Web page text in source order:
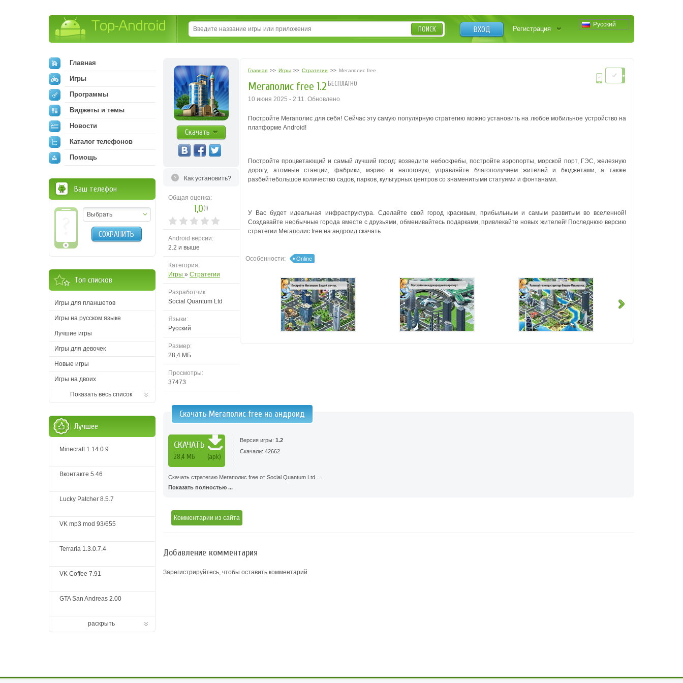
Русский
ВХОД Регистрация
ПОИСК
Скачать
Как установить?
Общая оценка:
1,0(1)
Android версии:
2.2 и выше
Категория:
Игры » Стратегии
Разработчик:
Social Quantum Ltd
Языки:
Русский
Размер:
28,4 MБ
Просмотры:
37473
Главная >> Игры >> Стратегии >> Мегаполис free
Мегаполис free 1.2 БЕСПЛАТНО
10 июня 2025 - 2:11. Обновлено
Постройте Мегаполис для себя! Сейчас эту самую популярную стратегию можно установить на любое мобильное устройство на
платформе Android!
Постройте процветающий и самый лучший город: возведите небоскребы, постройте аэропорты, морской порт, ГЭС, железную
дорогу, атомные станции, фабрики, мэрию и налоговую, управляйте благополучием жителей и бюджетами, а также
разбейтебольшое количество садов, парков, культурных центров со знаменитыми статуями и фонтанами.
У Вас будет идеальная инфраструктура. Сделайте свой город красивым, прибыльным и самым развитым во вселенной!
Создавайте необычные города вместе с друзьями, обменивайтесь подарками, привлекайте новых жителей! Последнюю версию
стратегии Мегаполис free на андроид скачать.
Особенности: Online
Скачать Мегаполис free на андроид
СКАЧАТЬ
28,4 MБ (apk)
Версия игры: 1.2
Скачали: 42662
Скачать стратегию Мегаполис free от Social Quantum Ltd …
Показать полностью ...
Комментарии из сайта
Добавление комментария
Зарегистрируйтесь, чтобы оставить комментарий
Главная
Игры
Программы
Виджеты и темы
Новости
Каталог телефонов
Помощь
Ваш телефон
Выбрать
СОХРАНИТЬ
Топ списков
Игры для планшетов
Игры на русском языке
Лучшие игры
Игры для девочек
Новые игры
Игры на двоих
Показать весь список
Лучшее
Minecraft 1.14.0.9
Вконтакте 5.46
Lucky Patcher 8.5.7
VK mp3 mod 93/655
Terraria 1.3.0.7.4
VK Coffee 7.91
GTA San Andreas 2.00
раскрыть